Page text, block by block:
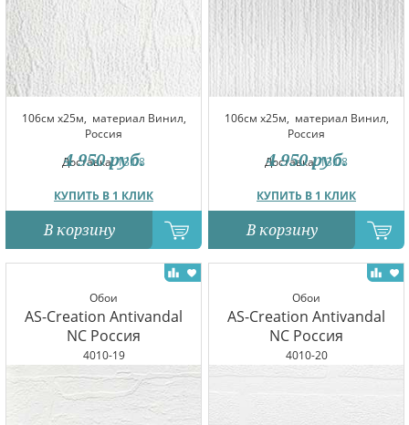
106см x25м, материал Винил,
Россия
Доставка:13.08
КУПИТЬ В 1 КЛИК
4 950 руб.
В корзину
106см x25м, материал Винил,
Россия
Доставка:13.08
КУПИТЬ В 1 КЛИК
4 950 руб.
В корзину
Обои
AS-Creation Antivandal
NC Россия
4010-19
Обои
AS-Creation Antivandal
NC Россия
4010-20